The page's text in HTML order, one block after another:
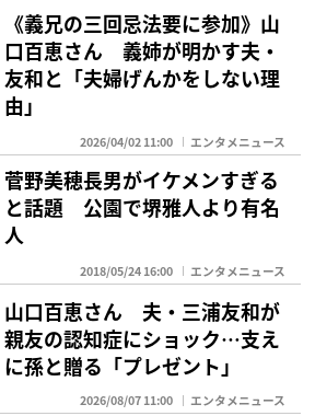
《義兄の三回忌法要に参加》山
口百恵さん 義姉が明かす夫・
友和と「夫婦げんかをしない理
由」
2026/04/02 11:00 エンタメニュース
菅野美穂長男がイケメンすぎる
と話題 公園で堺雅人より有名
人
2018/05/24 16:00 エンタメニュース
山口百恵さん 夫・三浦友和が
親友の認知症にショック…支え
に孫と贈る「プレゼント」
2026/08/07 11:00 エンタメニュース